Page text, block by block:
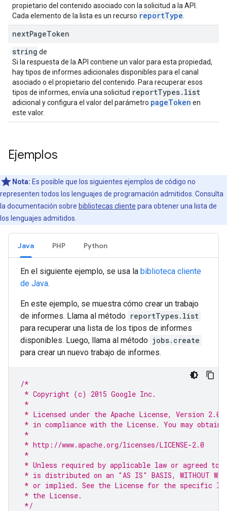
propietario del contenido asociado con la solicitud a la API.
Cada elemento de la lista es un recurso reportType
nextPageToken
string de
Si la respuesta de la API contiene un valor para esta propiedad,
hay tipos de informes adicionales disponibles para el canal
asociado o el propietario del contenido. Para recuperar esos
tipos de informes, envía una solicitud reportTypes. list
adicional y configura el valor del parámetro pageToken en
este valor.
Ejemplos
Nota: Es posible que los siguientes ejemplos de código no
representen todos los lenguajes de programación admitidos. Consulta
la documentación sobre bibliotecas cliente para obtener una lista de
los lenguajes admitidos.
Java PHP Python
En el siguiente ejemplo, se usa la biblioteca cliente
de Java.
En este ejemplo, se muestra cómo crear un trabajo
de informes. Llama al método reportTypes.list
para recuperar una lista de los tipos de informes
disponibles. Luego, llama al método jobs.create
para crear un nuevo trabajo de informes.
/*
* Copyright (c) 2015 Google Inc.
*
* Licensed under the Apache License, Version
* in compliance with the License. You may
*
* http://www.apache.org/licenses/LICENSE-2.0
*
* Unless required by applicable law or agreed
* is distributed on an "AS IS" BASIS, WITHOUT
* or implied. See the License for the specific
* the License.
*/